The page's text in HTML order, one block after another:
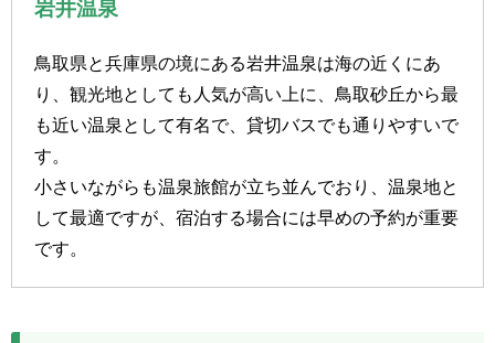
岩井温泉
鳥取県と兵庫県の境にある岩井温泉は海の近くにあ
り、観光地としても人気が高い上に、鳥取砂丘から最
も近い温泉として有名で、貸切バスでも通りやすいで
す。
小さいながらも温泉旅館が立ち並んでおり、温泉地と
して最適ですが、宿泊する場合には早めの予約が重要
です。